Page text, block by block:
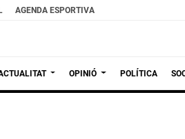
AGENDA ESPORTIVA
OPINIÓ POLÍTICA